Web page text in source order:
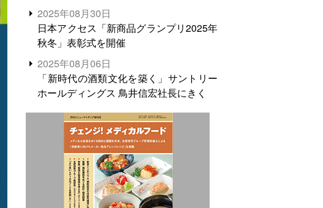
2025年08月30日
日本アクセス「新商品グランプリ2025年
秋冬」表彰式を開催
2025年08月06日
「新時代の酒類文化を築く」サントリー
ホールディングス 鳥井信宏社長にきく